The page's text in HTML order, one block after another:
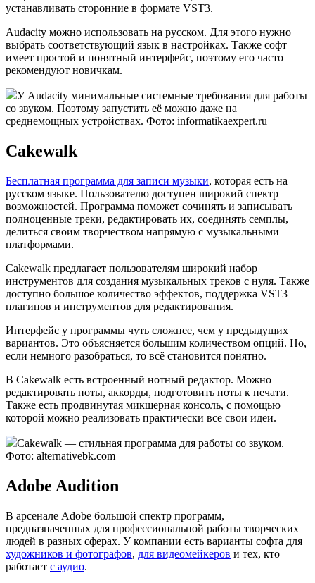
устанавливать сторонние в формате VST3.
Audacity можно использовать на русском. Для этого нужно
выбрать соответствующий язык в настройках. Также софт
имеет простой и понятный интерфейс, поэтому его часто
рекомендуют новичкам.
У Audacity минимальные системные требования для работы
со звуком. Поэтому запустить её можно даже на
среднемощных устройствах. Фото: informatikaexpert.ru
Cakewalk
Бесплатная программа для записи музыки, которая есть на
русском языке. Пользователю доступен широкий спектр
возможностей. Программа поможет сочинять и записывать
полноценные треки, редактировать их, соединять семплы,
делиться своим творчеством напрямую с музыкальными
платформами.
Cakewalk предлагает пользователям широкий набор
инструментов для создания музыкальных треков с нуля. Также
доступно большое количество эффектов, поддержка VST3
плагинов и инструментов для редактирования.
Интерфейс у программы чуть сложнее, чем у предыдущих
вариантов. Это объясняется большим количеством опций. Но,
если немного разобраться, то всё становится понятно.
В Cakewalk есть встроенный нотный редактор. Можно
редактировать ноты, аккорды, подготовить ноты к печати.
Также есть продвинутая микшерная консоль, с помощью
которой можно реализовать практически все свои идеи.
Cakewalk — стильная программа для работы со звуком.
Фото: alternativebk.com
Adobe Audition
В арсенале Adobe большой спектр программ,
предназначенных для профессиональной работы творческих
людей в разных сферах. У компании есть варианты софта для
художников и фотографов, для видеомейкеров и тех, кто
работает с аудио.